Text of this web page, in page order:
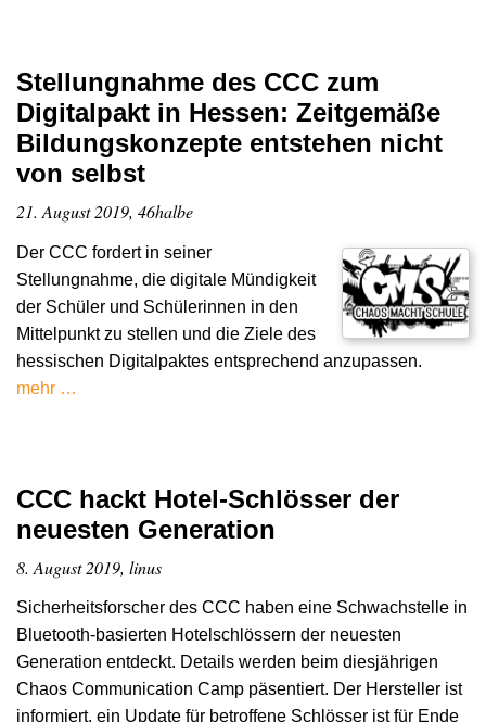
Stellungnahme des CCC zum
Digitalpakt in Hessen: Zeitgemäße
Bildungskonzepte entstehen nicht
von selbst
21. August 2019, 46halbe
Der CCC fordert in seiner
Stellungnahme, die digitale Mündigkeit
der Schüler und Schülerinnen in den
Mittelpunkt zu stellen und die Ziele des
hessischen Digitalpaktes entsprechend anzupassen.
mehr …
CCC hackt Hotel-Schlösser der
neuesten Generation
8. August 2019, linus
Sicherheitsforscher des CCC haben eine Schwachstelle in
Bluetooth-basierten Hotelschlössern der neuesten
Generation entdeckt. Details werden beim diesjährigen
Chaos Communication Camp päsentiert. Der Hersteller ist
informiert, ein Update für betroffene Schlösser ist für Ende